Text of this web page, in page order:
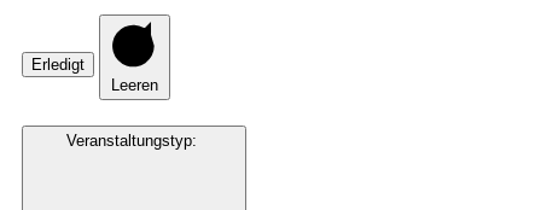
Erledigt
Leeren
Veranstaltungstyp: